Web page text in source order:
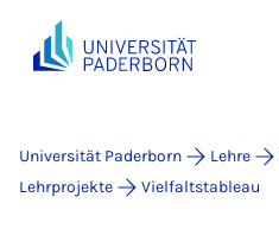
Universität Paderborn Lehre
Lehrprojekte
Vielfaltstableau